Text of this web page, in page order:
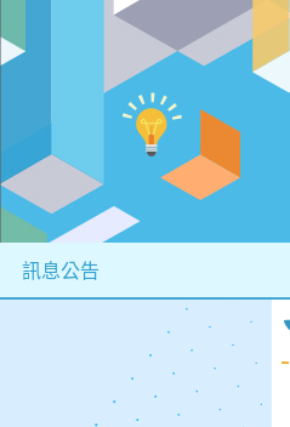
訊息公告